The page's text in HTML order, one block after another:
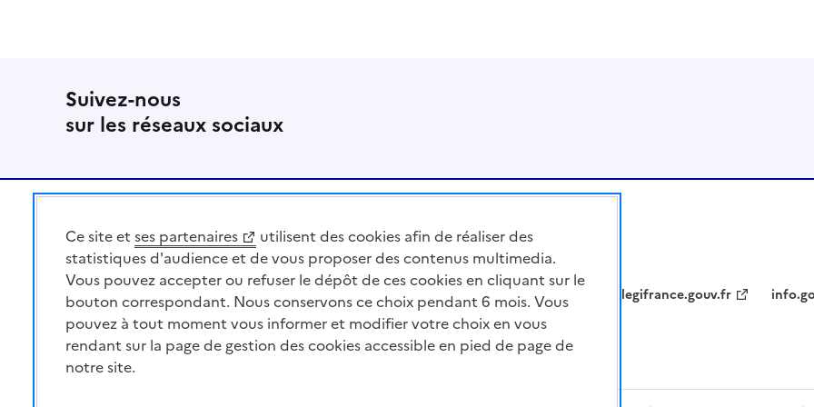
Suivez-nous
sur les réseaux sociaux
Pied de page
MINISTÈRE
DE L'AGRICULTURE
DE L'AGRO-ALIMENTAIRE
ET DE LA SOUVERAINETÉ
ALIMENTAIRE
legifrance.gouv.fr
Ce site et ses partenaires
utilisent des cookies afin de réaliser des
statistiques d'audience et de vous proposer des contenus multimedia.
Vous pouvez accepter ou refuser le dépôt de ces cookies en cliquant sur le
bouton correspondant. Nous conservons ce choix pendant 6 mois. Vous
pouvez à tout moment vous informer et modifier votre choix en vous
rendant sur la page de gestion des cookies accessible en pied de page de
notre site.